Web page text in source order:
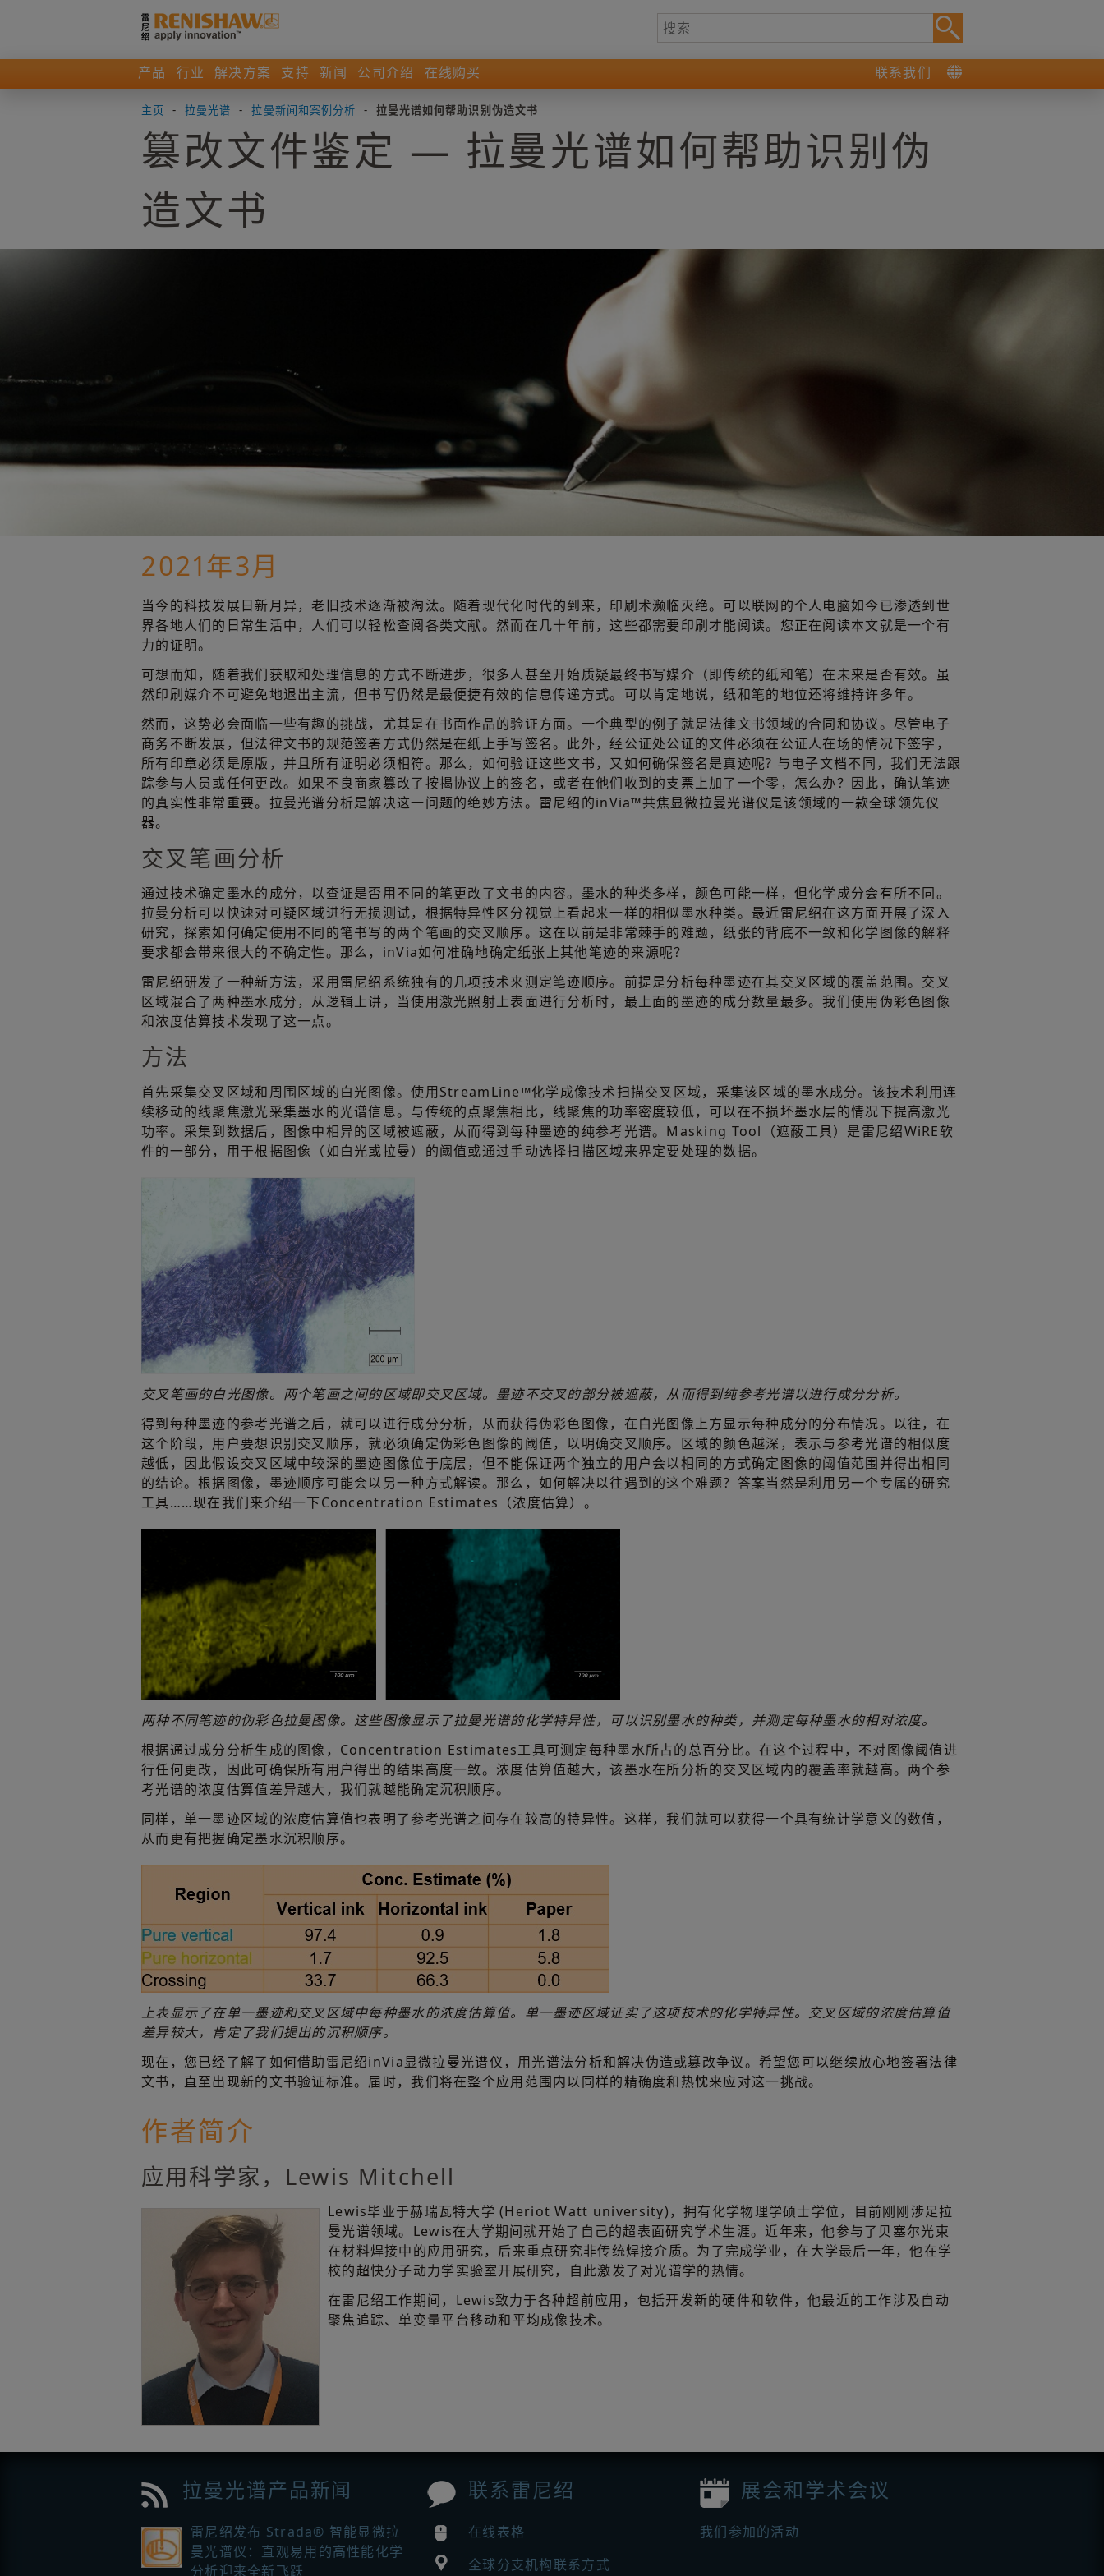
产品 行业 解决方案 支持 新闻 公司介绍 在线购买 联系我们
主页 - 拉曼光谱 - 拉曼新闻和案例分析 - 拉曼光谱如何帮助识别伪造文书
篡改文件鉴定 — 拉曼光谱如何帮助识别伪
造文书
2021年3月
当今的科技发展日新月异，老旧技术逐渐被淘汰。随着现代化时代的到来，印刷术濒临灭绝。可以联网的个人电脑如今已渗透到世
界各地人们的日常生活中，人们可以轻松查阅各类文献。然而在几十年前，这些都需要印刷才能阅读。您正在阅读本文就是一个有
力的证明。
可想而知，随着我们获取和处理信息的方式不断进步，很多人甚至开始质疑最终书写媒介（即传统的纸和笔）在未来是否有效。虽
然印刷媒介不可避免地退出主流，但书写仍然是最便捷有效的信息传递方式。可以肯定地说，纸和笔的地位还将维持许多年。
然而，这势必会面临一些有趣的挑战，尤其是在书面作品的验证方面。一个典型的例子就是法律文书领域的合同和协议。尽管电子
商务不断发展，但法律文书的规范签署方式仍然是在纸上手写签名。此外，经公证处公证的文件必须在公证人在场的情况下签字，
所有印章必须是原版，并且所有证明必须相符。那么，如何验证这些文书，又如何确保签名是真迹呢? 与电子文档不同，我们无法跟
踪参与人员或任何更改。如果不良商家篡改了按揭协议上的签名，或者在他们收到的支票上加了一个零，怎么办？因此，确认笔迹
的真实性非常重要。拉曼光谱分析是解决这一问题的绝妙方法。雷尼绍的inVia™共焦显微拉曼光谱仪是该领域的一款全球领先仪
器。
交叉笔画分析
通过技术确定墨水的成分，以查证是否用不同的笔更改了文书的内容。墨水的种类多样，颜色可能一样，但化学成分会有所不同。
拉曼分析可以快速对可疑区域进行无损测试，根据特异性区分视觉上看起来一样的相似墨水种类。最近雷尼绍在这方面开展了深入
研究，探索如何确定使用不同的笔书写的两个笔画的交叉顺序。这在以前是非常棘手的难题，纸张的背底不一致和化学图像的解释
要求都会带来很大的不确定性。那么，inVia如何准确地确定纸张上其他笔迹的来源呢？
雷尼绍研发了一种新方法，采用雷尼绍系统独有的几项技术来测定笔迹顺序。前提是分析每种墨迹在其交叉区域的覆盖范围。交叉
区域混合了两种墨水成分，从逻辑上讲，当使用激光照射上表面进行分析时，最上面的墨迹的成分数量最多。我们使用伪彩色图像
和浓度估算技术发现了这一点。
方法
首先采集交叉区域和周围区域的白光图像。使用StreamLine™化学成像技术扫描交叉区域，采集该区域的墨水成分。该技术利用连
续移动的线聚焦激光采集墨水的光谱信息。与传统的点聚焦相比，线聚焦的功率密度较低，可以在不损坏墨水层的情况下提高激光
功率。采集到数据后，图像中相异的区域被遮蔽，从而得到每种墨迹的纯参考光谱。Masking Tool（遮蔽工具）是雷尼绍WiRE软
件的一部分，用于根据图像（如白光或拉曼）的阈值或通过手动选择扫描区域来界定要处理的数据。
交叉笔画的白光图像。两个笔画之间的区域即交叉区域。墨迹不交叉的部分被遮蔽，从而得到纯参考光谱以进行成分分析。
得到每种墨迹的参考光谱之后，就可以进行成分分析，从而获得伪彩色图像，在白光图像上方显示每种成分的分布情况。以往，在
这个阶段，用户要想识别交叉顺序，就必须确定伪彩色图像的阈值，以明确交叉顺序。区域的颜色越深，表示与参考光谱的相似度
越低，因此假设交叉区域中较深的墨迹图像位于底层，但不能保证两个独立的用户会以相同的方式确定图像的阈值范围并得出相同
的结论。根据图像，墨迹顺序可能会以另一种方式解读。那么，如何解决以往遇到的这个难题？答案当然是利用另一个专属的研究
工具……现在我们来介绍一下Concentration Estimates（浓度估算）。
两种不同笔迹的伪彩色拉曼图像。这些图像显示了拉曼光谱的化学特异性，可以识别墨水的种类，并测定每种墨水的相对浓度。
根据通过成分分析生成的图像，Concentration Estimates工具可测定每种墨水所占的总百分比。在这个过程中，不对图像阈值进
行任何更改，因此可确保所有用户得出的结果高度一致。浓度估算值越大，该墨水在所分析的交叉区域内的覆盖率就越高。两个参
考光谱的浓度估算值差异越大，我们就越能确定沉积顺序。
同样，单一墨迹区域的浓度估算值也表明了参考光谱之间存在较高的特异性。这样，我们就可以获得一个具有统计学意义的数值，
从而更有把握确定墨水沉积顺序。
上表显示了在单一墨迹和交叉区域中每种墨水的浓度估算值。单一墨迹区域证实了这项技术的化学特异性。交叉区域的浓度估算值
差异较大，肯定了我们提出的沉积顺序。
现在，您已经了解了如何借助雷尼绍inVia显微拉曼光谱仪，用光谱法分析和解决伪造或篡改争议。希望您可以继续放心地签署法律
文书，直至出现新的文书验证标准。届时，我们将在整个应用范围内以同样的精确度和热忱来应对这一挑战。
作者简介
应用科学家，Lewis Mitchell
Lewis毕业于赫瑞瓦特大学 (Heriot Watt university)，拥有化学物理学硕士学位，目前刚刚涉足拉
曼光谱领域。Lewis在大学期间就开始了自己的超表面研究学术生涯。近年来，他参与了贝塞尔光束
在材料焊接中的应用研究，后来重点研究非传统焊接介质。为了完成学业，在大学最后一年，他在学
校的超快分子动力学实验室开展研究，自此激发了对光谱学的热情。
在雷尼绍工作期间，Lewis致力于各种超前应用，包括开发新的硬件和软件，他最近的工作涉及自动
聚焦追踪、单变量平台移动和平均成像技术。
拉曼光谱产品新闻
雷尼绍发布 Strada® 智能显微拉
曼光谱仪：直观易用的高性能化学
分析迎来全新飞跃
联系雷尼绍
在线表格
全球分支机构联系方式
展会和学术会议
我们参加的活动